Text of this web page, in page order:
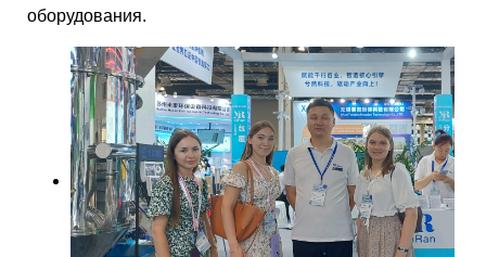
оборудования.